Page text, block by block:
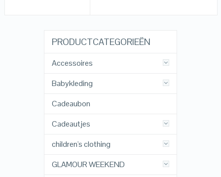
PRODUCTCATEGORIEËN
Accessoires
Babykleding
Cadeaubon
Cadeautjes
children's clothing
GLAMOUR WEEKEND